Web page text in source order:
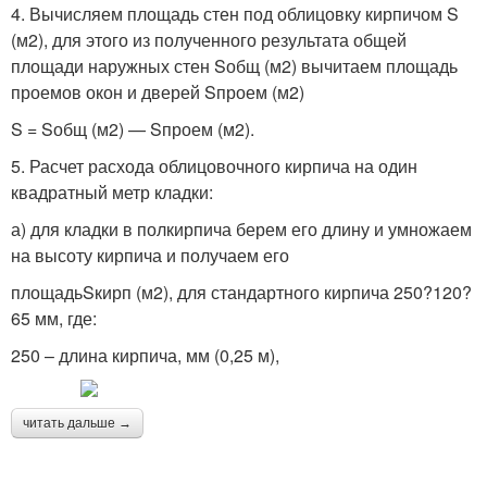
4. Вычисляем площадь стен под облицовку кирпичом S
(м2), для этого из полученного результата общей
площади наружных стен Sобщ (м2) вычитаем площадь
проемов окон и дверей Sпроем (м2)
S = Sобщ (м2) — Sпроем (м2).
5. Расчет расхода облицовочного кирпича на один
квадратный метр кладки:
а) для кладки в полкирпича берем его длину и умножаем
на высоту кирпича и получаем его
площадьSкирп (м2), для стандартного кирпича 250?120?
65 мм, где:
250 – длина кирпича, мм (0,25 м),
читать дальше →